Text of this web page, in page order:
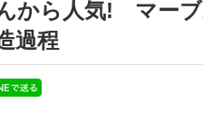
から人気! マー
過程